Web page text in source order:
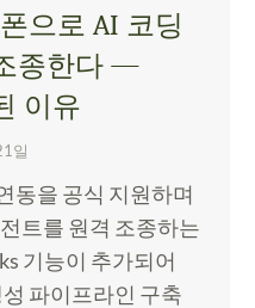
으로 AI 코딩
종한다 —
이유
일
동을 공식 지원하며
트를 원격 조종하는
기능이 추가되어
파이프라인 구축